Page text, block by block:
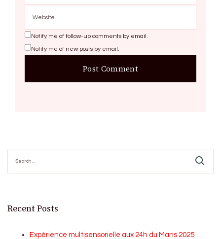
Notify me of follow-up comments by email.
Notify me of new posts by email.
for:
Recent Posts
Expérience multisensorielle aux 24h du Mans 2025